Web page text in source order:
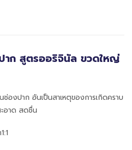
าก สูตรออริจินัล ขวดใหญ่
ช่องปาก อันเป็นสาเหตุของการเกิดคราบ
อาด สดชื่น